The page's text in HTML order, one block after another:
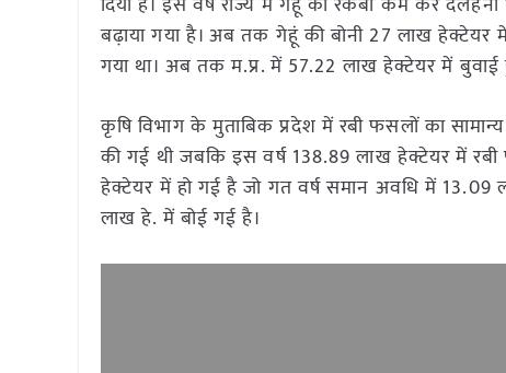
बढ़ाया गया है। अब तक गेहूं की बोनी 27 लाख
गया था। अब तक म.प्र. में 57.22 लाख हेक्टेयर में
कृषि विभाग के मुताबिक प्रदेश में रबी फसलों का
की गई थी जबकि इस वर्ष 138.89 लाख हेक्टेयर में
हेक्टेयर में हो गई है जो गत वर्ष समान अवधि में
लाख हे. में बोई गई है।